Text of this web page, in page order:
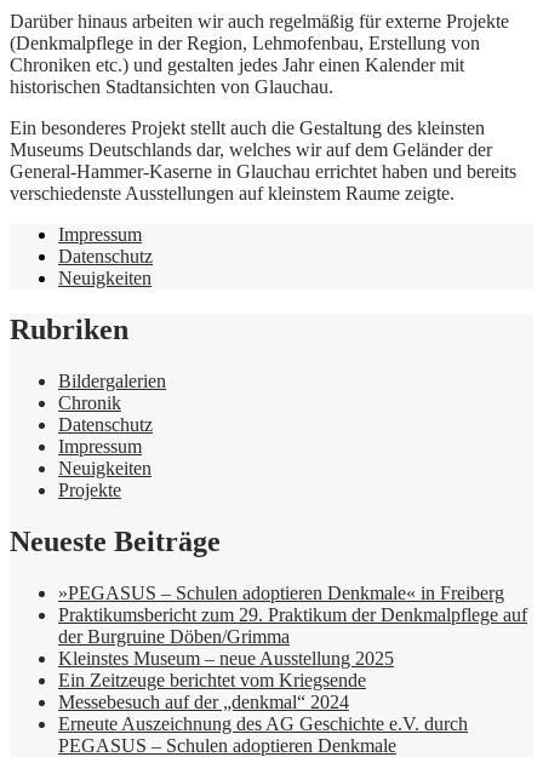
Darüber hinaus arbeiten wir auch regelmäßig für externe Projekte
(Denkmalpflege in der Region, Lehmofenbau, Erstellung von
Chroniken etc.) und gestalten jedes Jahr einen Kalender mit
historischen Stadtansichten von Glauchau.
Ein besonderes Projekt stellt auch die Gestaltung des kleinsten
Museums Deutschlands dar, welches wir auf dem Geländer der
General-Hammer-Kaserne in Glauchau errichtet haben und bereits
verschiedenste Ausstellungen auf kleinstem Raume zeigte.
Impressum
Datenschutz
Neuigkeiten
Rubriken
Bildergalerien
Chronik
Datenschutz
Impressum
Neuigkeiten
Projekte
Neueste Beiträge
»PEGASUS – Schulen adoptieren Denkmale« in Freiberg
Praktikumsbericht zum 29. Praktikum der Denkmalpflege auf
der Burgruine Döben/Grimma
Kleinstes Museum – neue Ausstellung 2025
Ein Zeitzeuge berichtet vom Kriegsende
Messebesuch auf der „denkmal“ 2024
Erneute Auszeichnung des AG Geschichte e.V. durch
PEGASUS – Schulen adoptieren Denkmale